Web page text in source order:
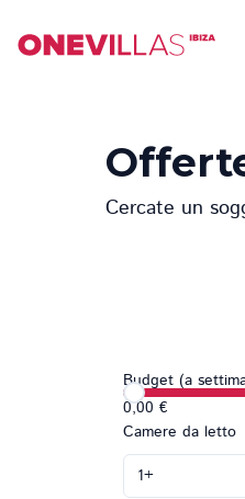
Cercate un
Budget (a
0,00 €
Camere da letto
1+